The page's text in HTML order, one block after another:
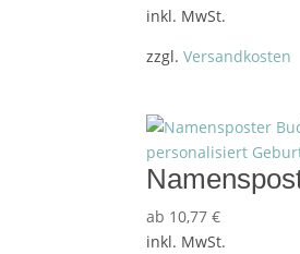
inkl. MwSt.
zzgl.Versandkosten
ab 10,77€
inkl. MwSt.